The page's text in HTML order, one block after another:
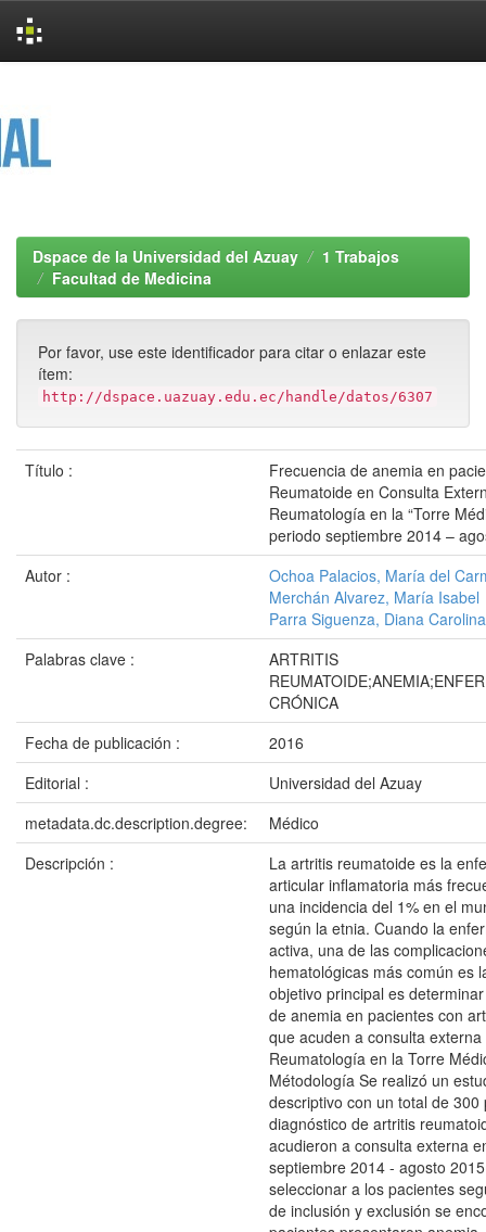
Dspace de la Universidad del Azuay
1 Trabajos
Facultad de Medicina
Por favor, use este identificador para citar o enlazar este
ítem:
http://dspace.uazuay.edu.ec/handle/datos/6307
Título :
Frecuencia de anemia en
Reumatoide en Consulta
Reumatología en la “Torre
periodo septiembre 2014 –
Autor :
Ochoa Palacios, María del
Merchán Alvarez, María Isabel
Parra Siguenza, Diana Carolina
Palabras clave :
ARTRITIS
CRÓNICA
Fecha de publicación :
2016
Editorial :
Universidad del Azuay
metadata.dc.description.degree:
Médico
Descripción :
La artritis reumatoide es la
articular inflamatoria más
una incidencia del 1% en el
según la etnia. Cuando la
activa, una de las
hematológicas más común es
objetivo principal es
de anemia en pacientes con
que acuden a consulta externa
Reumatología en la Torre
Métodología Se realizó un
descriptivo con un total de 300
diagnóstico de artritis
acudieron a consulta externa
septiembre 2014 - agosto
seleccionar a los pacientes
de inclusión y exclusión se